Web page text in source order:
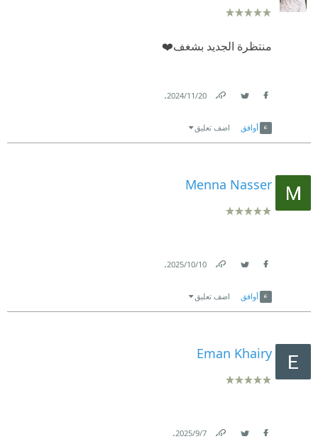
منتظرة الجديد بشغف❤️
20‏/11‏/2024
.
أوافق اضف تعليق
Menna Nasser
10‏/10‏/2025
.
أوافق اضف تعليق
Eman Khairy
7‏/9‏/2025
.